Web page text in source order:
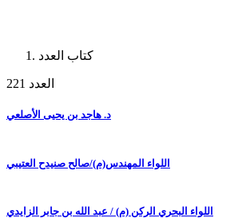
كتاب العدد
العدد 221
د. هاجد بن يحيى الأصلعي
اللواء المهندس(م)/صالح صنيدح العتيبي
اللواء البحري الركن (م) / عبد الله بن جابر الزايدي